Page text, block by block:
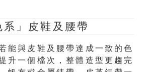
」皮鞋及腰帶
能與皮鞋及腰帶達成一致的色
升一個檔次，整體造型更趨完